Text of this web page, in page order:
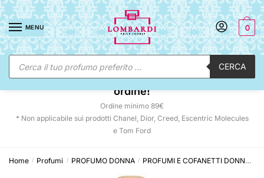
Skip
to
navigation
Skip
to
content
MENU
Ricerca
prodotti CERCA
0
☀️ SUNNY DAYS:-12% automatico sul tuo
ordine!
Ordine minimo 89€
* Non applicabile sui prodotti Chanel, Dior, Creed, Escentric Molecules
e Tom Ford
Home / Profumi / PROFUMO DONNA / PROFUMI E COFANETTI DONNA